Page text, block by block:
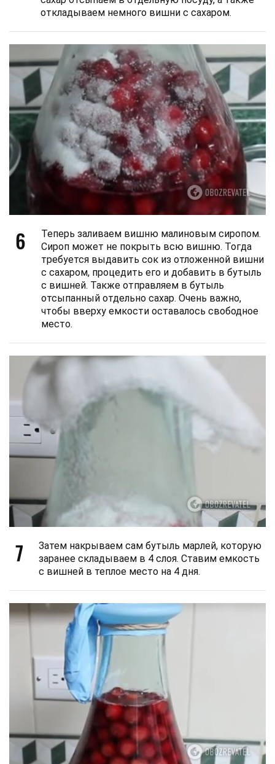
откладываем немного вишни с сахаром.
6
Теперь заливаем вишню малиновым сиропом.
Сироп может не покрыть всю вишню. Тогда
требуется выдавить сок из отложенной вишни
с сахаром, процедить его и добавить в бутыль
с вишней. Также отправляем в бутыль
отсыпанный отдельно сахар. Очень важно,
чтобы вверху емкости оставалось свободное
место.
7
Затем накрываем сам бутыль марлей, которую
заранее складываем в 4 слоя. Ставим емкость
с вишней в теплое место на 4 дня.